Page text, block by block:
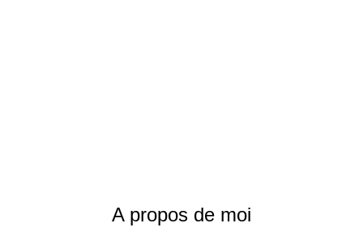
A propos de moi